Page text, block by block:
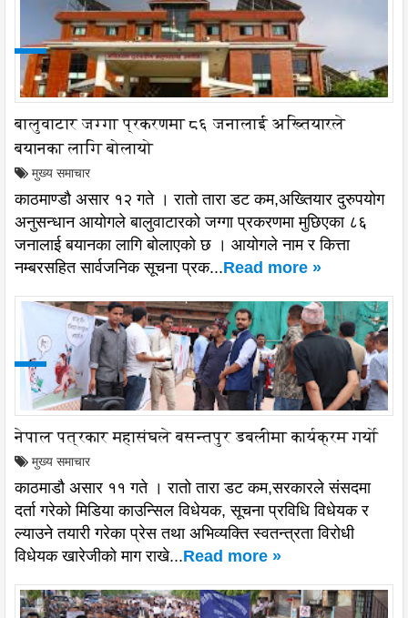
बालुवाटार जग्गा प्रकरणमा ८६ जनालाई अख्तियारले
बयानका लागि बोलायो
मुख्य समाचार
काठमाण्डौ असार १२ गते । रातो तारा डट कम,अख्तियार दुरुपयोग
अनुसन्धान आयोगले बालुवाटारको जग्गा प्रकरणमा मुछिएका ८६
जनालाई बयानका लागि बोलाएको छ । आयोगले नाम र कित्ता
नम्बरसहित सार्वजनिक सूचना प्रक...Read more »
नेपाल पत्रकार महासंघले बसन्तपुर डबलीमा कार्यक्रम गर्यो
मुख्य समाचार
काठमाडौ असार ११ गते । रातो तारा डट कम,सरकारले संसदमा
दर्ता गरेको मिडिया काउन्सिल विधेयक, सूचना प्रविधि विधेयक र
ल्याउने तयारी गरेका प्रेस तथा अभिव्यक्ति स्वतन्त्रता विरोधी
विधेयक खारेजीको माग राखे...Read more »